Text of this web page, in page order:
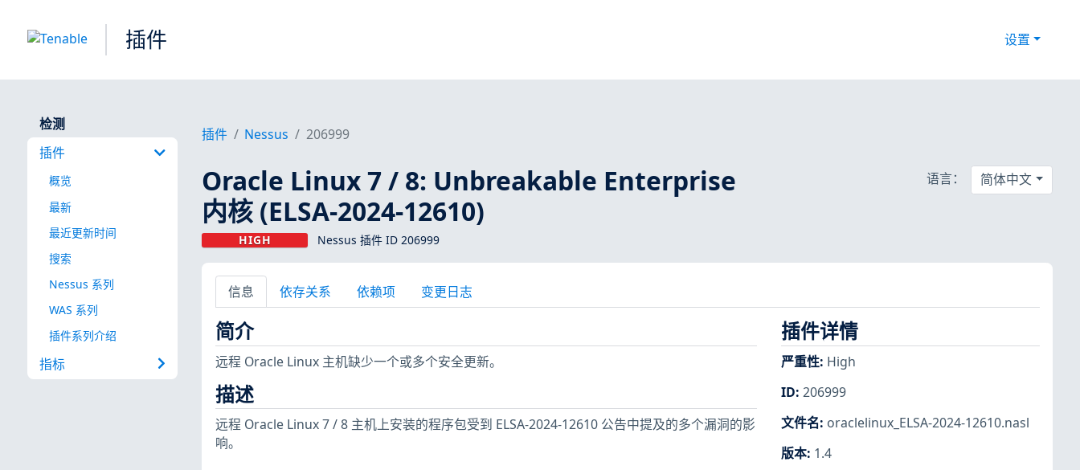
插件 设置
检测
插件
概览
最新
最近更新时间
搜索
Nessus 系列
WAS 系列
插件系列介绍
指标
插件 Nessus 206999
Oracle Linux 7 / 8: Unbreakable Enterprise
内核 (ELSA-2024-12610)
HIGH Nessus 插件 ID 206999
语言： 简体中文
信息 依存关系 依赖项 变更日志
简介
远程 Oracle Linux 主机缺少一个或多个安全更新。
描述
远程 Oracle Linux 7 / 8 主机上安装的程序包受到 ELSA-2024-12610 公告中提及的多个漏洞的影
响。
插件详情
严重性: High
ID: 206999
文件名: oraclelinux_ELSA-2024-12610.nasl
版本: 1.4